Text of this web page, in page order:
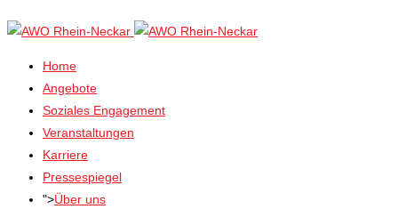
Home
Angebote
Soziales Engagement
Veranstaltungen
Karriere
Pressespiegel
">Über uns